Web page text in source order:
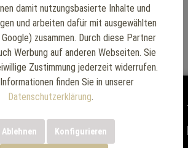
Club
schwarz
damit nutzungsbasierte Inhalte und
und arbeiten dafür mit ausgewählten
zusammen. Durch diese Partner
Werbung auf anderen Webseiten. Sie
Zustimmung jederzeit widerrufen.
finden Sie in unserer
Datenschutzerklärung.
Ablehnen Konfigurieren